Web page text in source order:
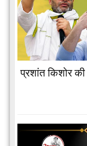
प्रशांत किशोर